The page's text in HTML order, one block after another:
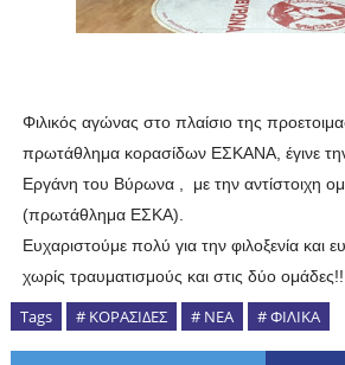
Φιλικός αγώνας στο πλαίσιο της
πρωτάθλημα κορασίδων ΕΣΚΑΝΑ, έγινε
Εργάνη του Βύρωνα , με την αντίστοιχη
(πρωτάθλημα ΕΣΚΑ).
Ευχαριστούμε πολύ για την φιλοξενία και
χωρίς τραυματισμούς και στις δύο
Tags # ΚΟΡΑΣΙΔΕΣ # ΝΕΑ # ΦΙΛΙΚΑ